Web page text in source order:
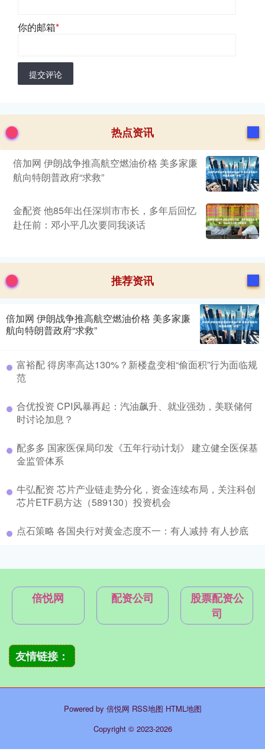
你的邮箱*
提交评论
热点资讯
倍加网 伊朗战争推高航空燃油价格 美多家廉
航向特朗普政府“求救”
金配资 他85年出任深圳市市长，多年后回忆
赴任前：邓小平几次要同我谈话
推荐资讯
倍加网 伊朗战争推高航空燃油价格 美多家廉
航向特朗普政府“求救”
富裕配 得房率高达130%？新楼盘变相“偷面积”行为面临规
范
合优投资 CPI风暴再起：汽油飙升、就业强劲，美联储何
时讨论加息？
配多多 国家医保局印发《五年行动计划》 建立健全医保基
金监管体系
牛弘配资 芯片产业链走势分化，资金连续布局，关注科创
芯片ETF易方达（589130）投资机会
点石策略 各国央行对黄金态度不一：有人减持 有人抄底
倍悦网 配资公司
股票配资公
司
友情链接：
Powered by 倍悦网 RSS地图 HTML地图
Copyright © 2023-2026